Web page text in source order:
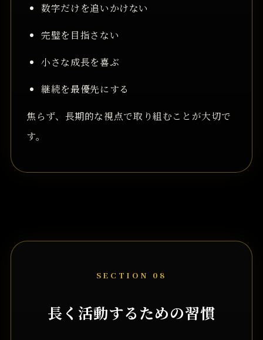
数字だけを追いかけない
完璧を目指さない
小さな成長を喜ぶ
継続を最優先にする
焦らず、長期的な視点で取り組むことが大切で
す。
SECTION 08
長く活動するための習慣